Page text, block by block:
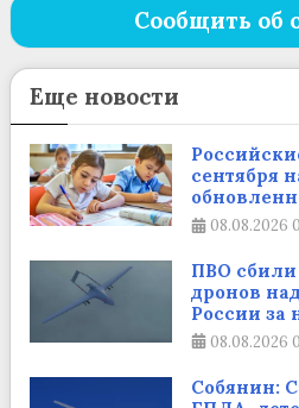
Сообщить об
Еще новости
сентября
08.08.2026
ПВО сбили
дронов
России за
08.08.2026
Собянин: